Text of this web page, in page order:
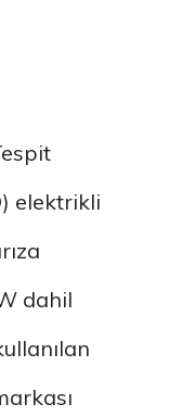
elektrikli
dahil